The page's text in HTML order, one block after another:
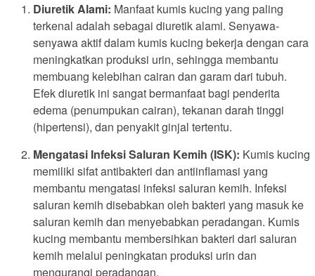
Diuretik Alami: Manfaat kumis kucing yang paling
terkenal adalah sebagai diuretik alami. Senyawa-
senyawa aktif dalam kumis kucing bekerja dengan cara
meningkatkan produksi urin, sehingga membantu
membuang kelebihan cairan dan garam dari tubuh.
Efek diuretik ini sangat bermanfaat bagi penderita
edema (penumpukan cairan), tekanan darah tinggi
(hipertensi), dan penyakit ginjal tertentu.
Mengatasi Infeksi Saluran Kemih (ISK): Kumis kucing
memiliki sifat antibakteri dan antiinflamasi yang
membantu mengatasi infeksi saluran kemih. Infeksi
saluran kemih disebabkan oleh bakteri yang masuk ke
saluran kemih dan menyebabkan peradangan. Kumis
kucing membantu membersihkan bakteri dari saluran
kemih melalui peningkatan produksi urin dan
mengurangi peradangan.